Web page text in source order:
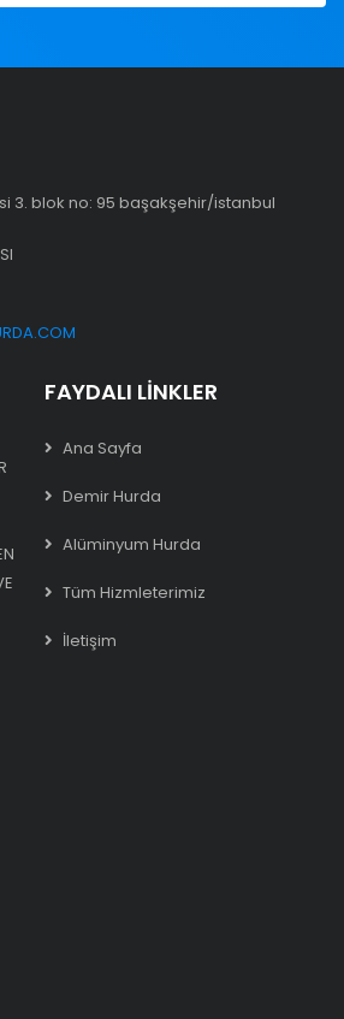
3. blok no: 95 başakşehir/i̇stanbul
FAYDALI LINKLER
Ana Sayfa
Demir Hurda
Alüminyum Hurda
Tüm Hizmleterimiz
İletişim